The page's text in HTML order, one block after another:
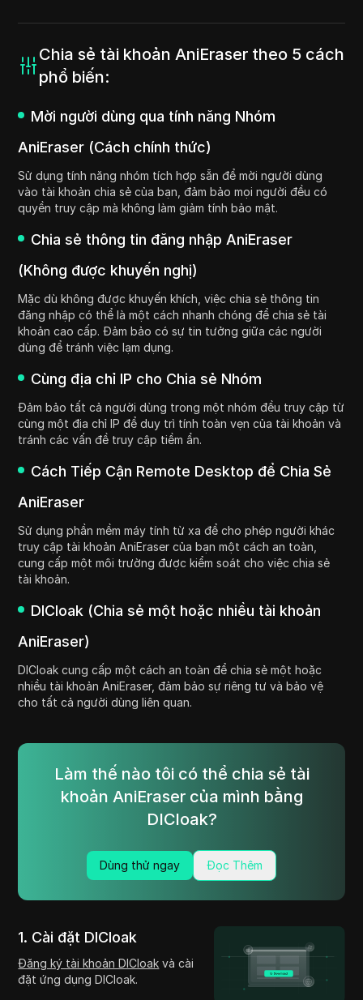
Chia sẻ tài khoản AniEraser theo 5 cách
phổ biến:
Mời người dùng qua tính năng Nhóm
AniEraser (Cách chính thức)
Sử dụng tính năng nhóm tích hợp sẵn để mời người dùng
vào tài khoản chia sẻ của bạn, đảm bảo mọi người đều có
quyền truy cập mà không làm giảm tính bảo mật.
Chia sẻ thông tin đăng nhập AniEraser
(Không được khuyến nghị)
Mặc dù không được khuyến khích, việc chia sẻ thông tin
đăng nhập có thể là một cách nhanh chóng để chia sẻ tài
khoản cao cấp. Đảm bảo có sự tin tưởng giữa các người
dùng để tránh việc lạm dụng.
Cùng địa chỉ IP cho Chia sẻ Nhóm
Đảm bảo tất cả người dùng trong một nhóm đều truy cập từ
cùng một địa chỉ IP để duy trì tính toàn vẹn của tài khoản và
tránh các vấn đề truy cập tiềm ẩn.
Cách Tiếp Cận Remote Desktop để Chia Sẻ
AniEraser
Sử dụng phần mềm máy tính từ xa để cho phép người khác
truy cập tài khoản AniEraser của bạn một cách an toàn,
cung cấp một môi trường được kiểm soát cho việc chia sẻ
tài khoản.
DICloak (Chia sẻ một hoặc nhiều tài khoản
AniEraser)
DICloak cung cấp một cách an toàn để chia sẻ một hoặc
nhiều tài khoản AniEraser, đảm bảo sự riêng tư và bảo vệ
cho tất cả người dùng liên quan.
Làm thế nào tôi có thể chia sẻ tài
khoản AniEraser của mình bằng
DICloak?
Dùng thử ngay Đọc Thêm
1. Cài đặt DICloak
Đăng ký tài khoản DICloak và cài
đặt ứng dụng DICloak.